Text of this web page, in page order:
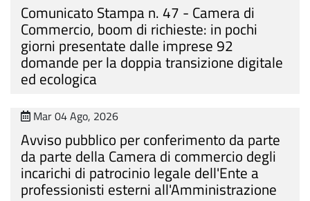
Comunicato Stampa n. 47 - Camera di
Commercio, boom di richieste: in pochi
giorni presentate dalle imprese 92
domande per la doppia transizione digitale
ed ecologica
Mar 04 Ago, 2026
Avviso pubblico per conferimento da parte
da parte della Camera di commercio degli
incarichi di patrocinio legale dell'Ente a
professionisti esterni all'Amministrazione